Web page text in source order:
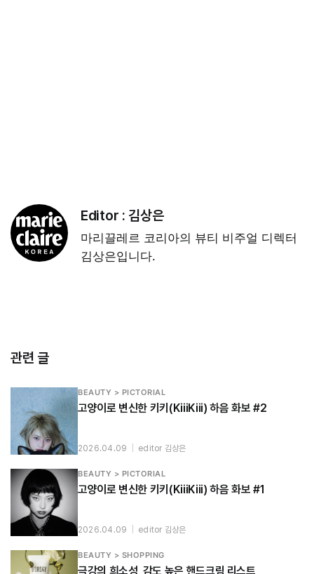
Editor : 김상은
마리끌레르 코리아의 뷰티 비주얼 디렉터
김상은입니다.
관련 글
BEAUTY > PICTORIAL
고양이로 변신한 키키(KiiiKiii) 하음 화보 #2
2026.04.09 editor 김상은
BEAUTY > PICTORIAL
고양이로 변신한 키키(KiiiKiii) 하음 화보 #1
2026.04.09 editor 김상은
BEAUTY > SHOPPING
극강의 희소성, 감도 높은 핸드크림 리스트